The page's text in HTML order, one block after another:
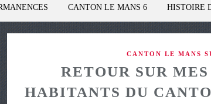
CANTON LE MANS 6 HISTOIRE
CANTON LE MANS
RETOUR SUR
HABITANTS DU